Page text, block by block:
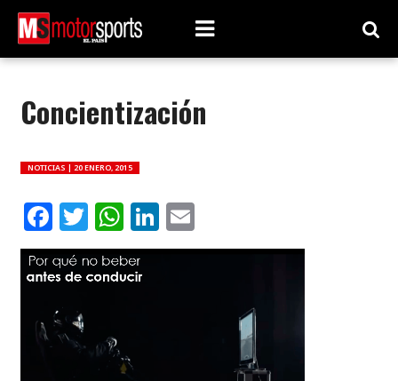
Concientización
NOTICIAS | 20 ENERO, 2015
Facebook
Twitter
WhatsApp
LinkedIn
Email